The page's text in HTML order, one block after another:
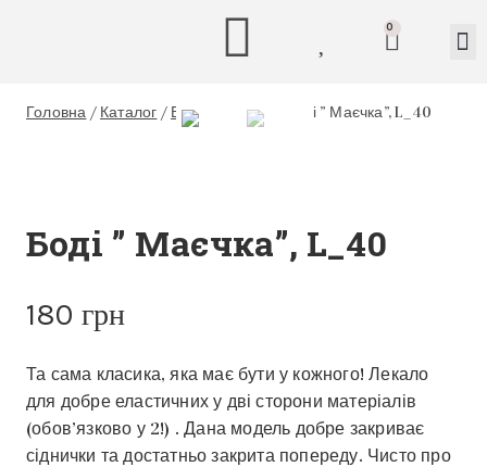
0
Головна / Каталог / Бюстгальтери Боді ” Маєчка”, L_40
Боді ” Маєчка”, L_40
180 грн
Та сама класика, яка має бути у кожного! Лекало
для добре еластичних у дві сторони матеріалів
(обов’язково у 2!) . Дана модель добре закриває
сіднички та достатньо закрита попереду. Чисто про